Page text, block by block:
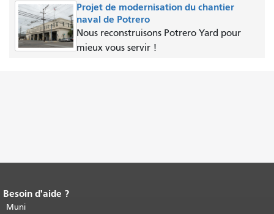
Projet de modernisation du chantier
naval de Potrero
Nous reconstruisons Potrero Yard pour
mieux vous servir !
Fin du contenu de la page.
cette page se répète sur chaque page.
Besoin d'aide ?
Muni